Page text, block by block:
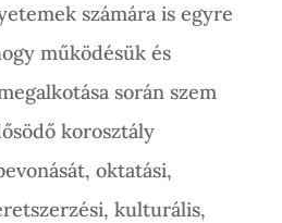
számára is egyre
működésük és
során szem
korosztály
oktatási,
kulturális,